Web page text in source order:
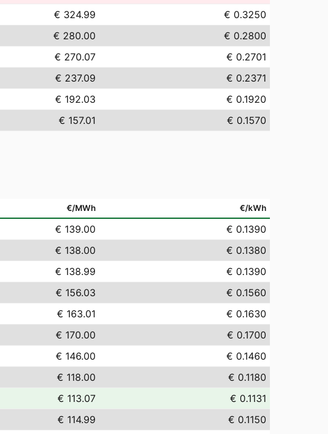
€ 324.99
€ 0.3250
€ 280.00
€ 0.2800
€ 270.07
€ 0.2701
€ 237.09
€ 0.2371
€ 192.03
€ 0.1920
€ 157.01 € 0.1570
€/MWh €/kWh
€ 139.00
€ 0.1390
€ 138.00
€ 0.1380
€ 138.99
€ 0.1390
€ 156.03
€ 0.1560
€ 163.01
€ 0.1630
€ 170.00
€ 0.1700
€ 146.00
€ 0.1460
€ 118.00
€ 0.1180
€ 113.07
€ 0.1131
€ 114.99
€ 0.1150